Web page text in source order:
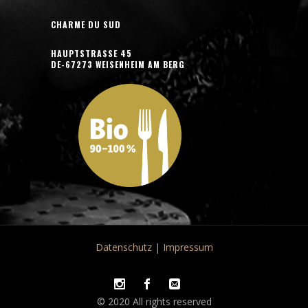
CHARME DU SUD
HAUPTSTRASSE 45
DE-67273 WEISENHEIM AM BERG
Datenschutz| Impressum
© 2020 All rights reserved